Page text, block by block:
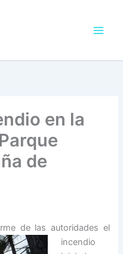
en la
de
de las autoridades el
incendio